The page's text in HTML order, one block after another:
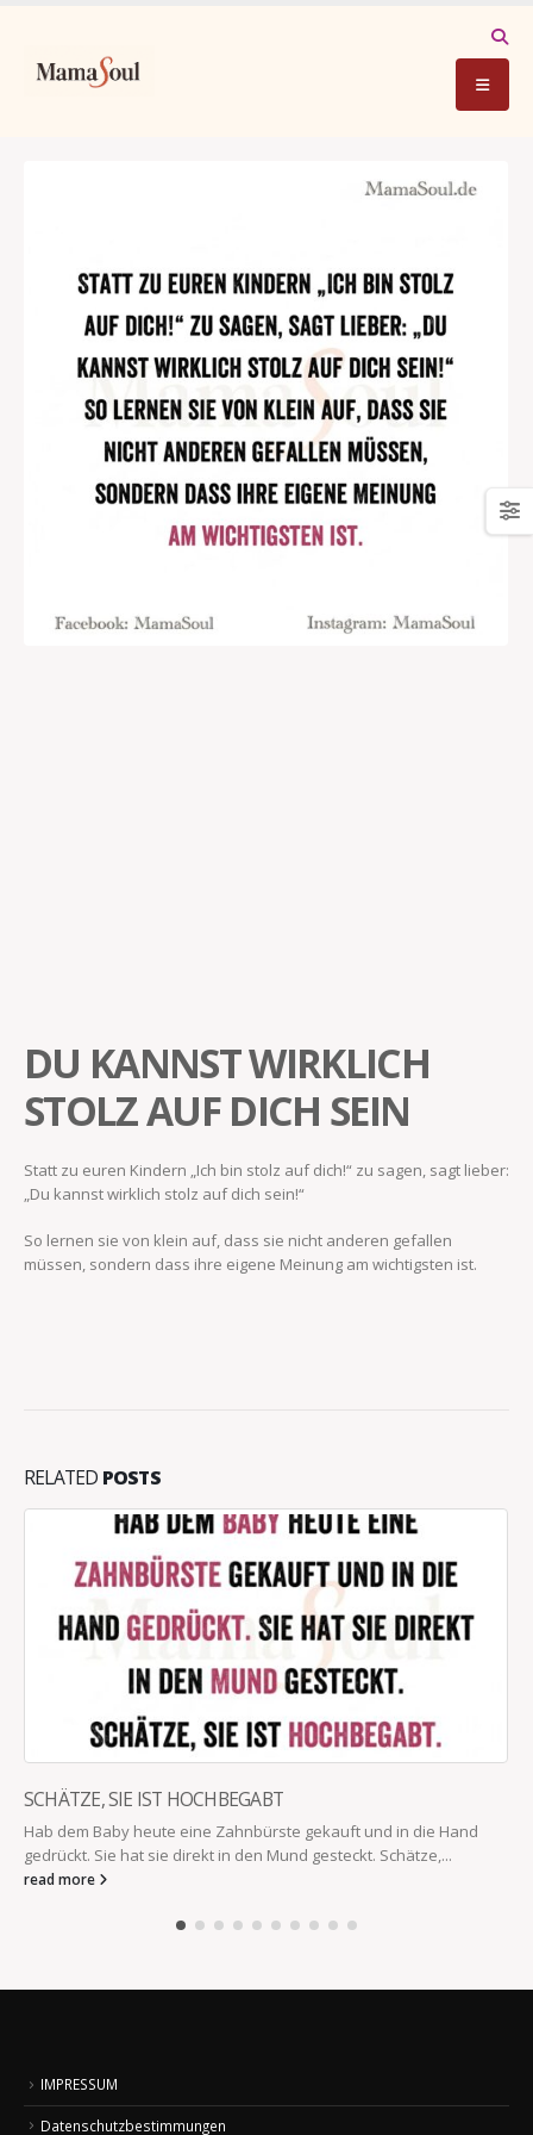
DU KANNST WIRKLICH
STOLZ AUF DICH SEIN
Statt zu euren Kindern „Ich bin stolz auf dich!“ zu sagen, sagt lieber:
„Du kannst wirklich stolz auf dich sein!“
So lernen sie von klein auf, dass sie nicht anderen gefallen
müssen, sondern dass ihre eigene Meinung am wichtigsten ist.
RELATED POSTS
SCHÄTZE, SIE IST HOCHBEGABT
Hab dem Baby heute eine Zahnbürste gekauft und in die Hand
gedrückt. Sie hat sie direkt in den Mund gesteckt. Schätze,...
read more
IMPRESSUM
Datenschutzbestimmungen